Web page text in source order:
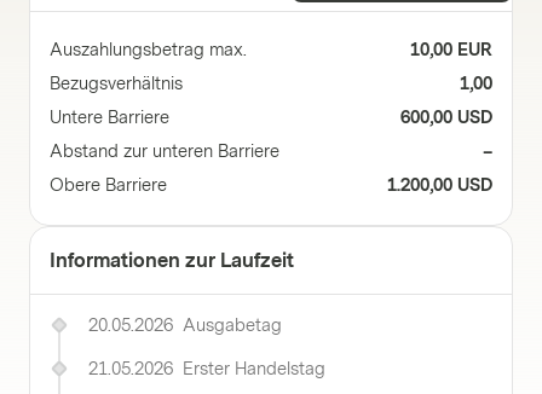
Auszahlungsbetrag max.
10,00 EUR
Bezugsverhältnis
1,00
Untere Barriere
600,00 USD
Abstand zur unteren Barriere
–
Obere Barriere
1.200,00 USD
Informationen zur Laufzeit
20.05.2026 Ausgabetag
21.05.2026 Erster Handelstag